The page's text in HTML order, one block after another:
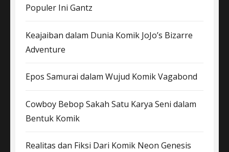
Populer Ini Gantz
Keajaiban dalam Dunia Komik JoJo’s Bizarre
Adventure
Epos Samurai dalam Wujud Komik Vagabond
Cowboy Bebop Sakah Satu Karya Seni dalam
Bentuk Komik
Realitas dan Fiksi Dari Komik Neon Genesis